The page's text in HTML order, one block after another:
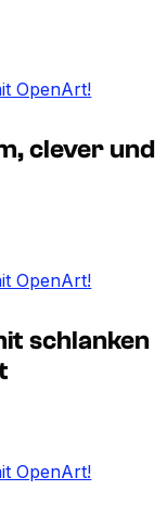
OpenArt!
clever und
OpenArt!
schlanken
OpenArt!